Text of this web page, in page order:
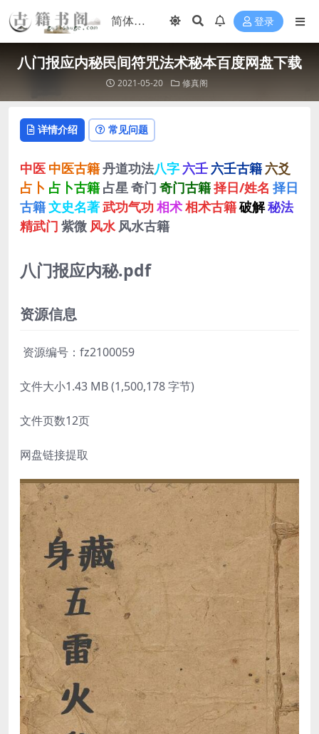
登录
八门报应内秘民间符咒法术秘本百度网盘下载
2021-05-20 修真阁
详情介绍 常见问题
中医 中医古籍丹道功法八字 六壬 六壬古籍 六爻
占卜 占卜古籍 占星 奇门 奇门古籍择日/姓名 择日
古籍文史名著武功气功 相术相术古籍破解秘法
精武门 紫微 风水 风水古籍
八门报应内秘.pdf
资源信息
资源编号：fz2100059
文件大小1.43 MB (1,500,178 字节)
文件页数12页
网盘链接提取